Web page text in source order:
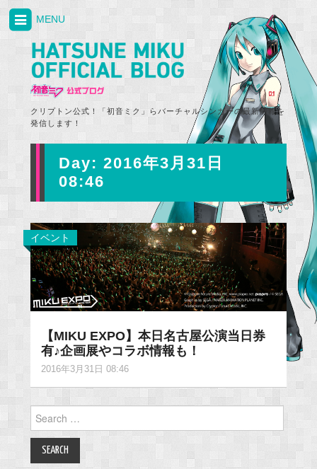
クリプトン公式！「初音ミク」らバーチャルシンガーの最新情報を
発信します！
MENU
Day: 2016年3月31日
08:46
イベント
【MIKU EXPO】本日名古屋公演当日券
有♪企画展やコラボ情報も！
2016年3月31日 08:46
for: